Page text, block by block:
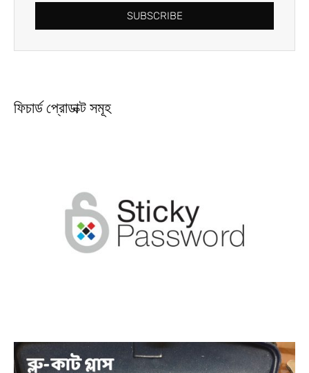
SUBSCRIBE
ফিচার্ড প্রোডাক্ট সমূহ